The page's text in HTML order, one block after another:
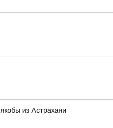
из Астрахани